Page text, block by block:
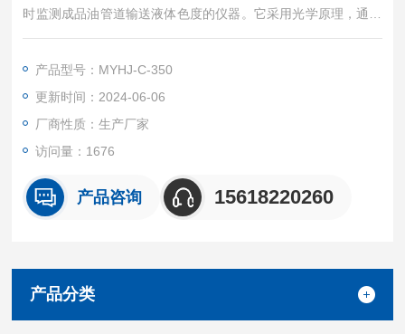
时监测成品油管道输送液体色度的仪器。它采用光学原理，通过
对液体样品的光谱分析来确定其色度值。
组成。
产品型号：MYHJ-C-350
更新时间：2024-06-06
厂商性质：生产厂家
访问量：1676
产品咨询 15618220260
产品分类